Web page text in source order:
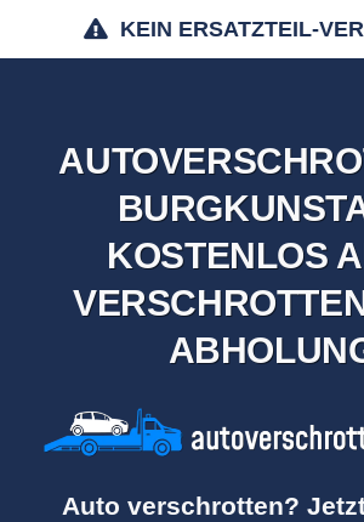
KEIN ERSATZTEIL-
KOSTENLOS
Auto verschrotten?